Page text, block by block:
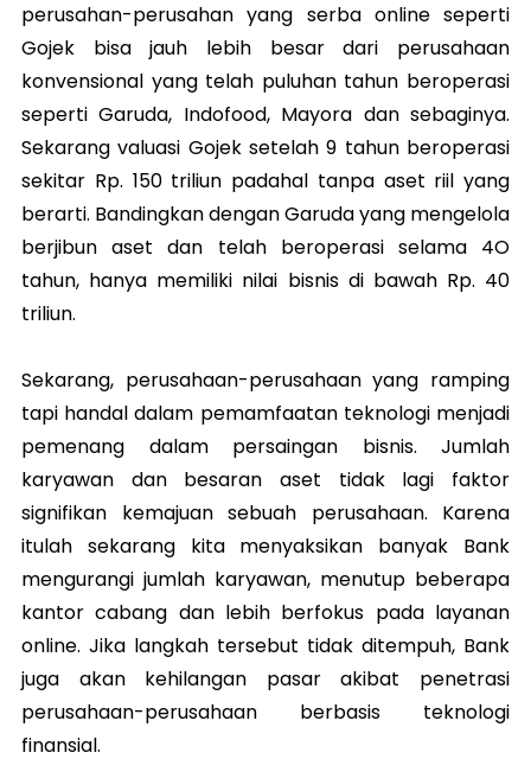
perusahan-perusahan yang serba online seperti
Gojek bisa jauh lebih besar dari perusahaan
konvensional yang telah puluhan tahun beroperasi
seperti Garuda, Indofood, Mayora dan sebaginya.
Sekarang valuasi Gojek setelah 9 tahun beroperasi
sekitar Rp. 150 triliun padahal tanpa aset riil yang
berarti. Bandingkan dengan Garuda yang mengelola
berjibun aset dan telah beroperasi selama 4O
tahun, hanya memiliki nilai bisnis di bawah Rp. 40
triliun.
Sekarang, perusahaan-perusahaan yang ramping
tapi handal dalam pemamfaatan teknologi menjadi
pemenang dalam persaingan bisnis. Jumlah
karyawan dan besaran aset tidak lagi faktor
signifikan kemajuan sebuah perusahaan. Karena
itulah sekarang kita menyaksikan banyak Bank
mengurangi jumlah karyawan, menutup beberapa
kantor cabang dan lebih berfokus pada layanan
online. Jika langkah tersebut tidak ditempuh, Bank
juga akan kehilangan pasar akibat penetrasi
perusahaan-perusahaan berbasis teknologi
finansial.